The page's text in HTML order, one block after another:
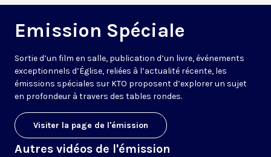
Emission Spéciale
Sortie d’un film en salle, publication d’un livre, événements
exceptionnels d’Église, reliées à l’actualité récente, les
émissions spéciales sur KTO proposent d’explorer un sujet
en profondeur à travers des tables rondes.
Visiter la page de l'émission
Autres vidéos de l'émission